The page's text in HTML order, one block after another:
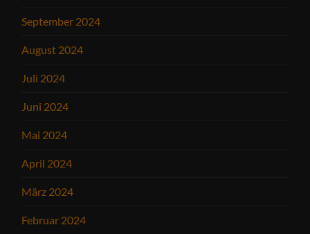
September 2024
August 2024
Juli 2024
Juni 2024
Mai 2024
April 2024
März 2024
Februar 2024